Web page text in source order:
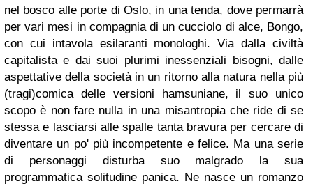
nel bosco alle porte di Oslo, in una tenda, dove permarrà
per vari mesi in compagnia di un cucciolo di alce, Bongo,
con cui intavola esilaranti monologhi. Via dalla civiltà
capitalista e dai suoi plurimi inessenziali bisogni, dalle
aspettative della società in un ritorno alla natura nella più
(tragi)comica delle versioni hamsuniane, il suo unico
scopo è non fare nulla in una misantropia che ride di se
stessa e lasciarsi alle spalle tanta bravura per cercare di
diventare un po' più incompetente e felice. Ma una serie
di personaggi disturba suo malgrado la sua
programmatica solitudine panica. Ne nasce un romanzo